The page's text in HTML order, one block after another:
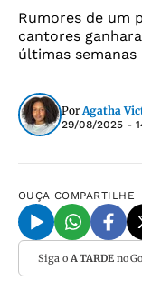
Rumores de um
cantores
últimas semanas
Por Agatha
29/08/2025 -
OUÇA COMPARTILHE
Siga o A TARDEno